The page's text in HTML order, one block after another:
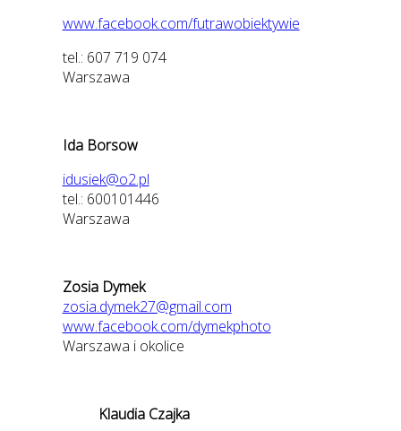
www.facebook.com/futrawobiektywie
tel.: 607 719 074
Warszawa
Ida Borsow
idusiek@o2.pl
tel.: 600101446
Warszawa
Zosia Dymek
zosia.dymek27@gmail.com
www.facebook.com/dymekphoto
Warszawa i okolice
Klaudia Czajka